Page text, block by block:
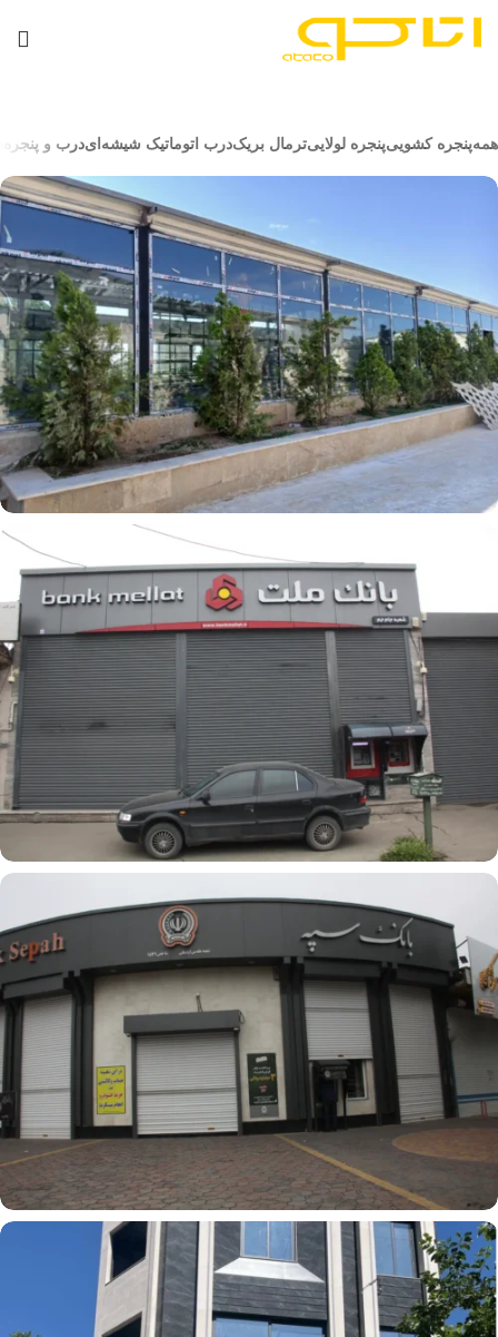
همهپنجره کشوییپنجره لولاییترمال بریکدرب اتوماتیک شیشه‌ایدرب و پنجره
ترمال بریک
باغ تالار والا
کرکره برقی
پروژه بانک ملت
پروژه ساختمان مدیریت بانک سپه